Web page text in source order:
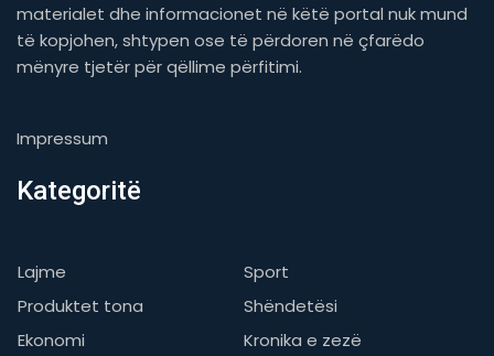
materialet dhe informacionet në këtë portal nuk mund
të kopjohen, shtypen ose të përdoren në çfarëdo
mënyre tjetër për qëllime përfitimi.
Impressum
Kategoritë
Lajme
Sport
Produktet tona
Shëndetësi
Ekonomi
Kronika e zezë